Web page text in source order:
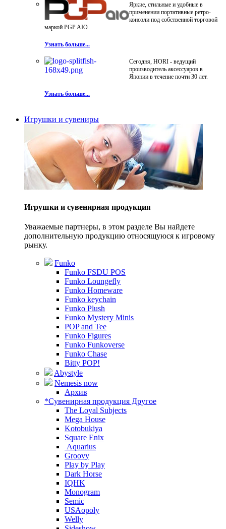
Яркие, стильные и удобные в
применении портативные ретро-
консоли под собственной торговой
маркой PGP AIO.
Узнать больше...
Сегодня, HORI - ведущий
производитель аксессуаров в
Японии в течение почти 30 лет.
Узнать больше...
Игрушки и сувениры
Игрушки и сувенирная продукция
Уважаемые партнеры, в этом разделе Вы найдете
дополнительную продукцию относящуюся к игровому
рынку.
Funko
Funko FSDU POS
Funko Loungefly
Funko Homeware
Funko keychain
Funko Plush
Funko Mystery Minis
POP and Tee
Funko Figures
Funko Funkoverse
Funko Chase
Bitty POP!
Abystyle
Nemesis now
Архив
*Сувенирная продукция Другое
The Loyal Subjects
Mega House
Kotobukiya
Square Enix
Aquarius
Groovy
Play by Play
Dark Horse
IQHK
Monogram
Semic
USAopoly
Welly